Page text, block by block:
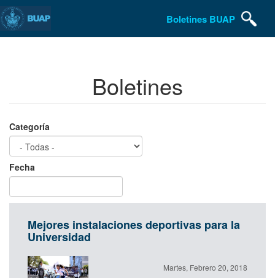
Pasar
al
contenido
Boletines BUAP
Boletines
Categoría
Fecha
Date
Fecha
Mejores instalaciones deportivas para la
Universidad
Martes, Febrero 20, 2018